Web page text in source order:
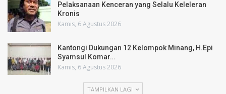
Pelaksanaan Kenceran yang Selalu Keleleran
Kronis
Kamis, 6 Agustus 2026
Kantongi Dukungan 12 Kelompok Minang, H.Epi
Syamsul Komar…
Kamis, 6 Agustus 2026
TAMPILKAN LAGI